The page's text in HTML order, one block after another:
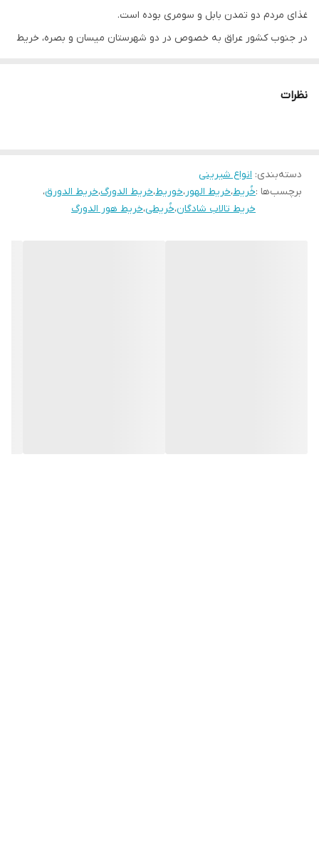
غذای مردم دو تمدن بابل و سومری بوده است.
در جنوب کشور عراق به خصوص در دو شهرستان میسان و بصره، خریط
ماده را به بیماران خود توصیه می کنند که در صورت بیشتر شناخته
نظرات
دسته‌بندی: انواع شیرینی
برچسب‌ها :خُریط،خریط الهور،خوریط،خریط الدورگ،خریط الدورق،
خریط تالاب شادگان،خُریطی،خریط هور الدورگ